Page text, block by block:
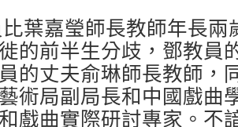
葉嘉瑩師長教師年長
的前半生分歧，鄧教員
的丈夫俞琳師長教師，
術局副局長和中國戲曲
戲曲實際研討專家。不